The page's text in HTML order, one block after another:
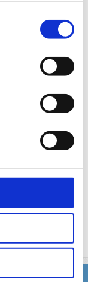
animazione
tema).
durante la
della crociera,
massaggi,
internet,